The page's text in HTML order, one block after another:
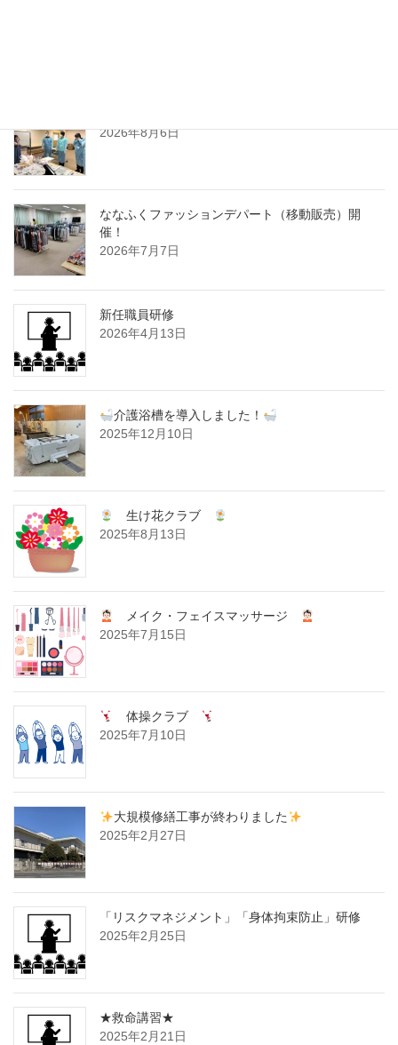
2026年8月6日
ななふくファッションデパート（移動販売）開
催！
2026年7月7日
新任職員研修
2026年4月13日
介護浴槽を導入しました！
2025年12月10日
生け花クラブ
2025年8月13日
メイク・フェイスマッサージ
2025年7月15日
体操クラブ
2025年7月10日
大規模修繕工事が終わりました
2025年2月27日
「リスクマネジメント」「身体拘束防止」研修
2025年2月25日
★救命講習★
2025年2月21日